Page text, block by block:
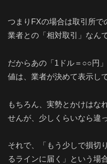
つまりFXの場合は取引所で
業者との「相対取引」なん
だからあの「1ドル＝○○円
値は、業者が決めて表示し
もちろん、実勢とかけはな
せんが、少しくらいなら違
それで、「もう少しで損切
るラインに届く」という場